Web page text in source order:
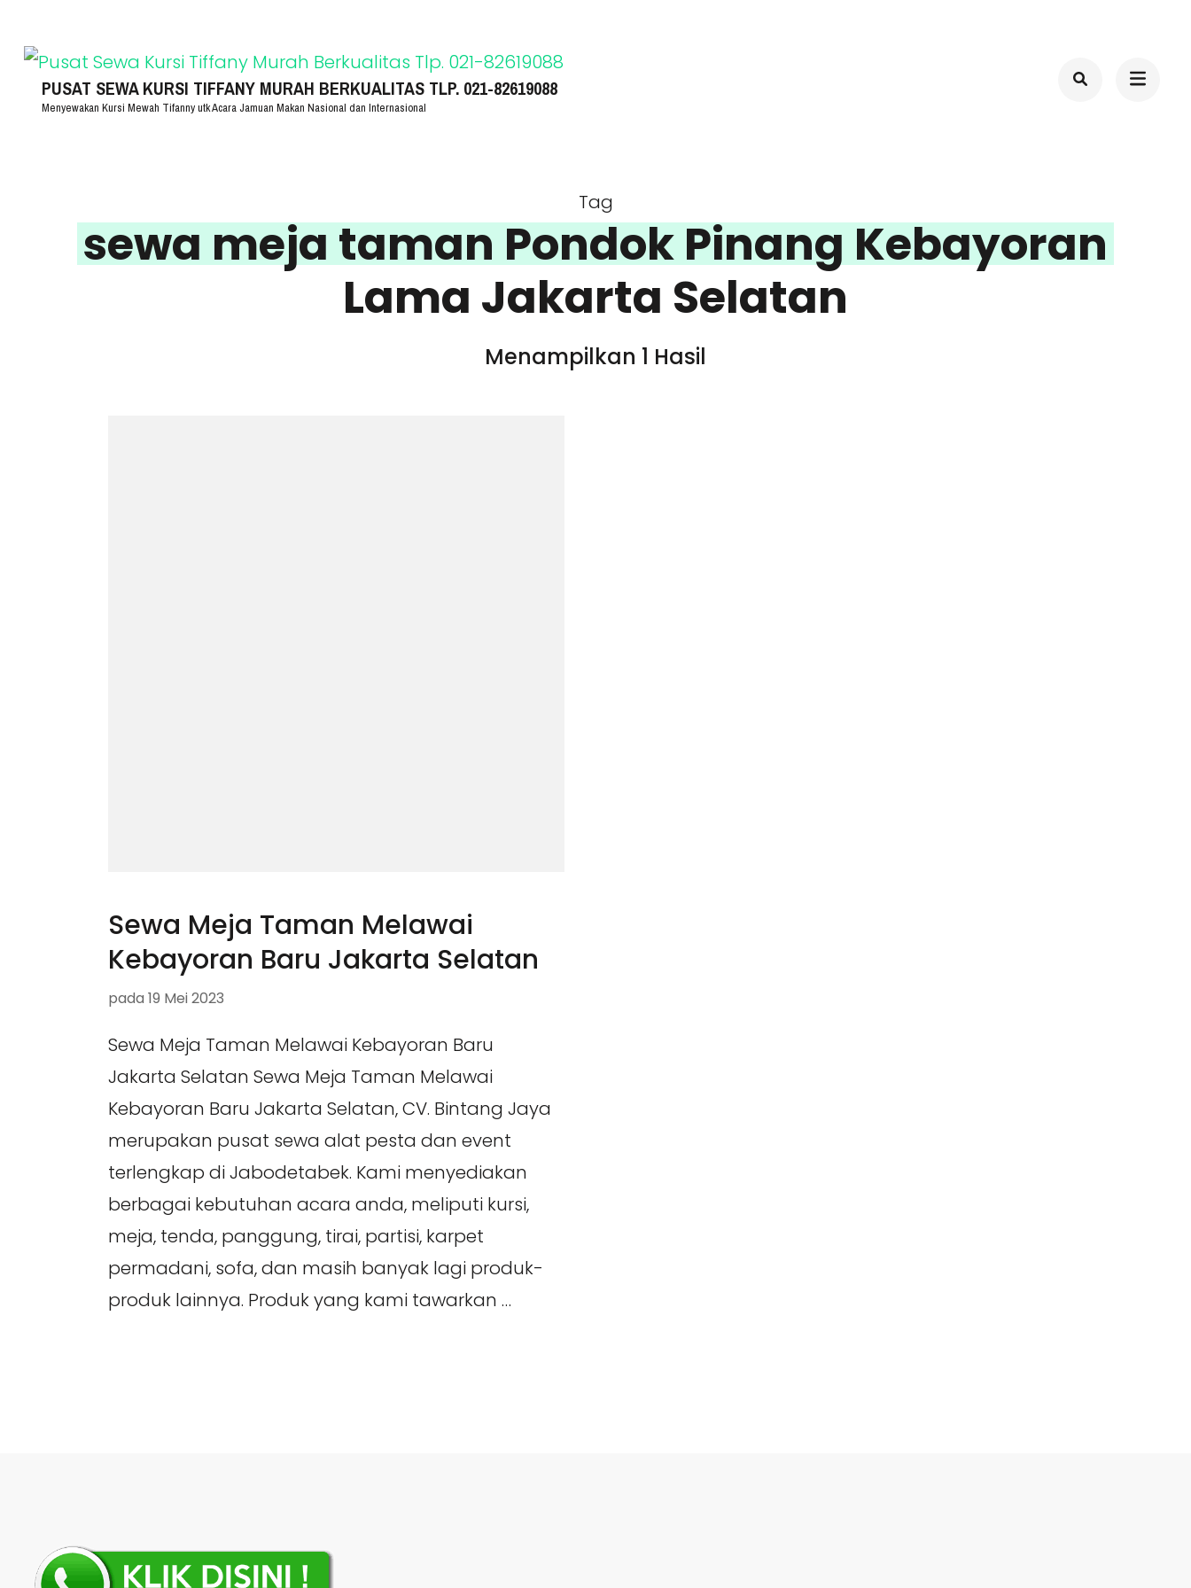
konten
(Tekan
PUSAT SEWA KURSI TIFFANY MURAH BERKUALITAS TLP. 021-82619088
Menyewakan Kursi Mewah Tifanny utk Acara Jamuan Makan Nasional dan Internasional
Tag
sewa meja taman Pondok Pinang Kebayoran
Lama Jakarta Selatan
Menampilkan 1 Hasil
Sewa Meja Taman Melawai
Kebayoran Baru Jakarta Selatan
pada 19 Mei 2023
Sewa Meja Taman Melawai Kebayoran Baru
Jakarta Selatan Sewa Meja Taman Melawai
Kebayoran Baru Jakarta Selatan, CV. Bintang Jaya
merupakan pusat sewa alat pesta dan event
terlengkap di Jabodetabek. Kami menyediakan
berbagai kebutuhan acara anda, meliputi kursi,
meja, tenda, panggung, tirai, partisi, karpet
permadani, sofa, dan masih banyak lagi produk-
produk lainnya. Produk yang kami tawarkan …